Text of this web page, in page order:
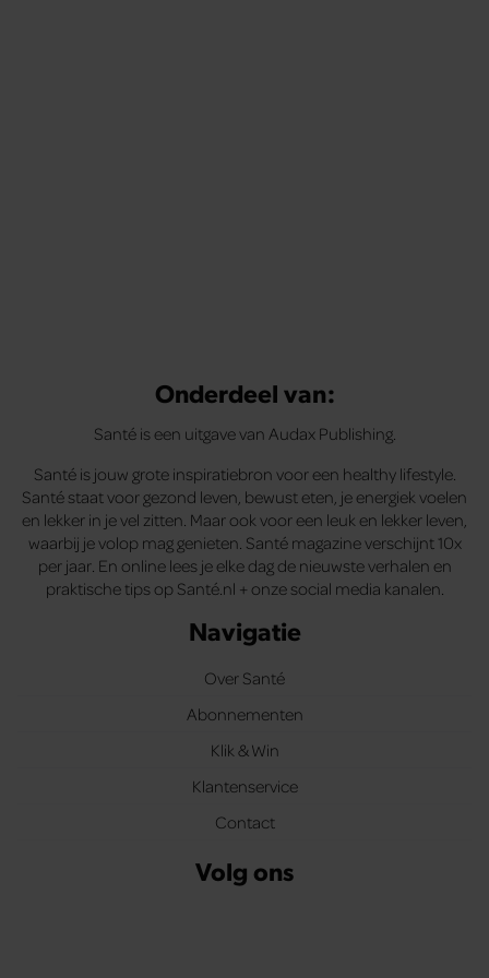
Onderdeel van:
Santé is een uitgave van Audax Publishing.
Santé is jouw grote inspiratiebron voor een healthy lifestyle.
Santé staat voor gezond leven, bewust eten, je energiek voelen
en lekker in je vel zitten. Maar ook voor een leuk en lekker leven,
waarbij je volop mag genieten. Santé magazine verschijnt 10x
per jaar. En online lees je elke dag de nieuwste verhalen en
praktische tips op Santé.nl + onze social media kanalen.
Navigatie
Over Santé
Abonnementen
Klik & Win
Klantenservice
Contact
Volg ons